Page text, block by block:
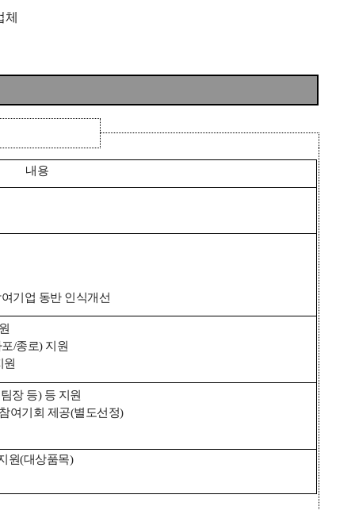
체
내용
기업 동반 인식개선
/종로) 지원
원
장 등) 등 지원
여기회 제공(별도선정)
원(대상품목)